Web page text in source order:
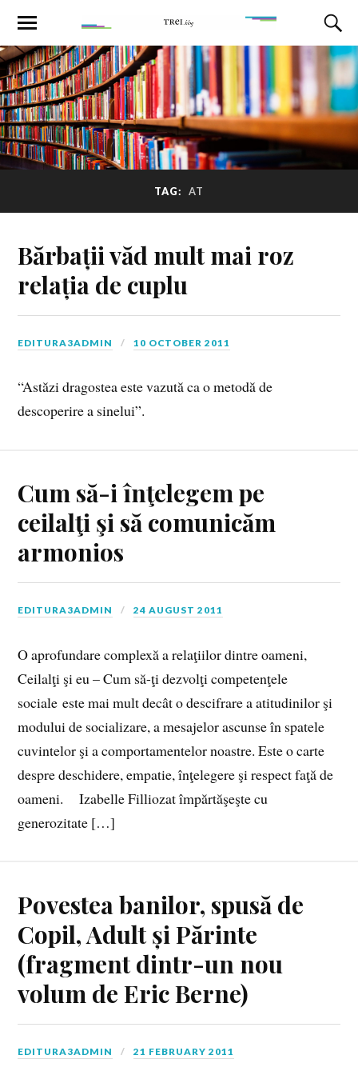
TAG: AT
Bărbații văd mult mai roz
relația de cuplu
EDITURA3ADMIN 10 OCTOBER 2011
“Astăzi dragostea este vazută ca o metodă de
descoperire a sinelui”.
Cum să-i înţelegem pe
ceilalţi şi să comunicăm
armonios
EDITURA3ADMIN 24 AUGUST 2011
O aprofundare complexă a relaţiilor dintre oameni,
Ceilalţi şi eu – Cum să-ţi dezvolţi competenţele
sociale este mai mult decât o descifrare a atitudinilor şi
modului de socializare, a mesajelor ascunse în spatele
cuvintelor şi a comportamentelor noastre. Este o carte
despre deschidere, empatie, înţelegere şi respect faţă de
oameni. Izabelle Filliozat împărtăşeşte cu
generozitate […]
Povestea banilor, spusă de
Copil, Adult și Părinte
(fragment dintr-un nou
volum de Eric Berne)
EDITURA3ADMIN 21 FEBRUARY 2011